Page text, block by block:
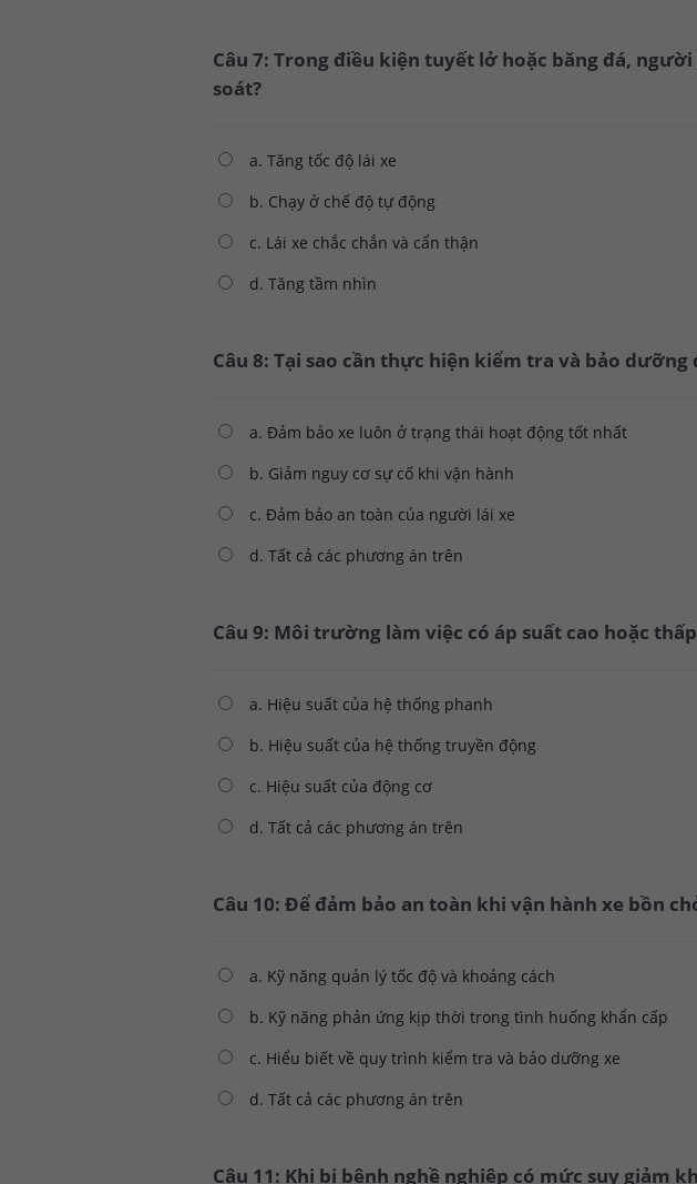
Câu 7: Trong điều kiện tuyết lở hoặc băng đá,
soát?
a. Tăng tốc độ lái xe
b. Chạy ở chế độ tự động
c. Lái xe chắc chắn và cẩn thận
d. Tăng tầm nhìn
Câu 8: Tại sao cần thực hiện kiểm tra và bảo
a. Đảm bảo xe luôn ở trạng thái hoạt động tốt nhất
b. Giảm nguy cơ sự cố khi vận hành
c. Đảm bảo an toàn của người lái xe
d. Tất cả các phương án trên
Câu 9: Môi trường làm việc có áp suất cao hoặc
a. Hiệu suất của hệ thống phanh
b. Hiệu suất của hệ thống truyền động
c. Hiệu suất của động cơ
d. Tất cả các phương án trên
Câu 10: Để đảm bảo an toàn khi vận hành xe bồn
a. Kỹ năng quản lý tốc độ và khoảng cách
b. Kỹ năng phản ứng kịp thời trong tình huống khẩn cấp
c. Hiểu biết về quy trình kiểm tra và bảo dưỡng xe
d. Tất cả các phương án trên
Câu 11: Khi bị bệnh nghề nghiệp có mức suy giảm